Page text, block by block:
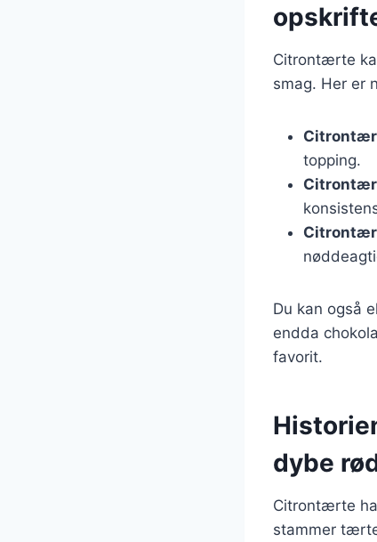
Citrontærte
smag. Her er
topping.
Du kan også
endda
favorit.
dybe
Citrontærte
stammer